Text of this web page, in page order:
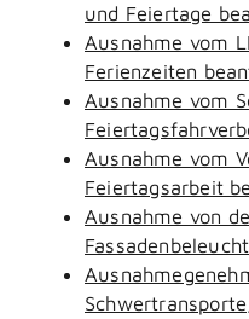
und Feiertage
Ausnahme vom
Ferienzeiten
Ausnahme vom
Ausnahme vom
Feiertagsarbeit
Ausnahme von